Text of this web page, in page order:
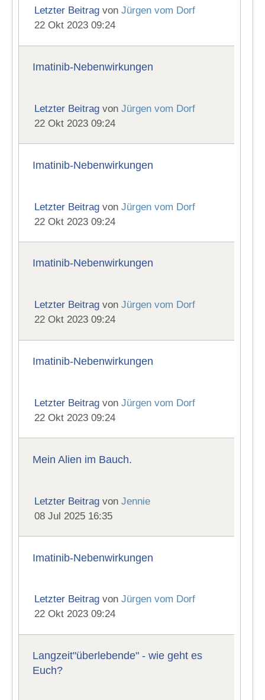
Letzter Beitrag vonJürgen vom Dorf
22 Okt 2023 09:24
Imatinib-Nebenwirkungen
Letzter Beitrag vonJürgen vom Dorf
22 Okt 2023 09:24
Imatinib-Nebenwirkungen
Letzter Beitrag vonJürgen vom Dorf
22 Okt 2023 09:24
Imatinib-Nebenwirkungen
Letzter Beitrag vonJürgen vom Dorf
22 Okt 2023 09:24
Imatinib-Nebenwirkungen
Letzter Beitrag vonJürgen vom Dorf
22 Okt 2023 09:24
Mein Alien im Bauch.
Letzter Beitrag vonJennie
08 Jul 2025 16:35
Imatinib-Nebenwirkungen
Letzter Beitrag vonJürgen vom Dorf
22 Okt 2023 09:24
Langzeit"überlebende" - wie geht es
Euch?